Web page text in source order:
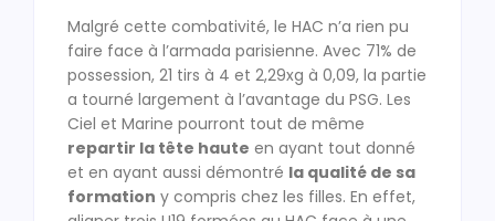
Malgré cette combativité, le HAC n’a rien pu
faire face à l’armada parisienne. Avec 71% de
possession, 21 tirs à 4 et 2,29xg à 0,09, la partie
a tourné largement à l’avantage du PSG. Les
Ciel et Marine pourront tout de même
repartir la tête haute en ayant tout donné
et en ayant aussi démontré la qualité de sa
formation y compris chez les filles. En effet,